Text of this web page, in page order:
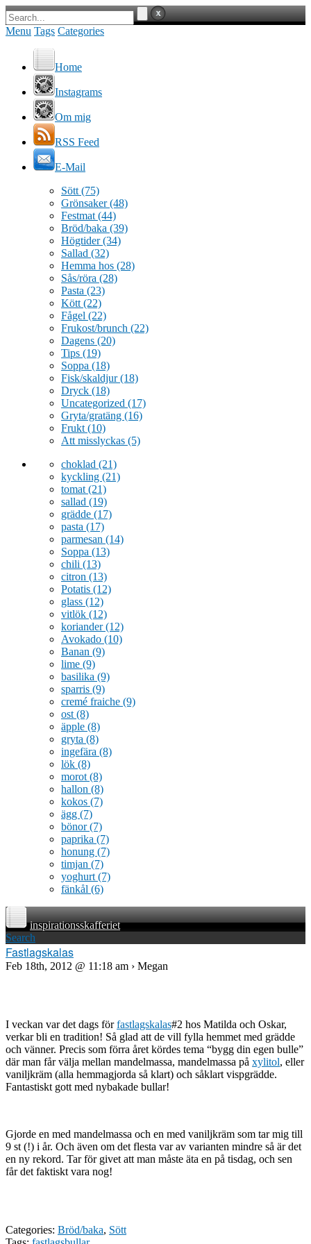
Menu Tags Categories
Home
Instagrams
Om mig
RSS Feed
E-Mail
Sött (75)
Grönsaker(48)
Festmat (44)
Bröd/baka (39)
Högtider(34)
Sallad (32)
Hemma hos (28)
Sås/röra (28)
Pasta (23)
Kött (22)
Fågel (22)
Frukost/brunch (22)
Dagens (20)
Tips (19)
Soppa (18)
Fisk/skaldjur(18)
Dryck (18)
Uncategorized (17)
Gryta/gratäng (16)
Frukt (10)
Att misslyckas (5)
choklad (21)
kyckling (21)
tomat (21)
sallad (19)
grädde (17)
pasta (17)
parmesan (14)
Soppa (13)
chili (13)
citron (13)
Potatis (12)
glass (12)
vitlök (12)
koriander(12)
Avokado (10)
Banan (9)
lime (9)
basilika (9)
sparris (9)
cremé fraiche (9)
ost (8)
äpple (8)
gryta (8)
ingefära (8)
lök (8)
morot (8)
hallon (8)
kokos (7)
ägg (7)
bönor(7)
paprika (7)
honung (7)
timjan (7)
yoghurt (7)
fänkål (6)
inspirationsskafferiet
Search
Fastlagskalas
Feb 18th, 2012 @ 11:18 am › Megan
I veckan var det dags förfastlagskalas#2 hos Matilda och Oskar,
verkar bli en tradition! Så glad att de vill fylla hemmet med grädde
och vänner. Precis som förra året kördes tema “bygg din egen bulle”
där man får välja mellan mandelmassa, mandelmassa på xylitol, eller
vaniljkräm (alla hemmagjorda så klart) och såklart vispgrädde.
Fantastiskt gott med nybakade bullar!
Gjorde en med mandelmassa och en med vaniljkräm som tar mig till
9 st (!) i år. Och även om det flesta var av varianten mindre så är det
en ny rekord. Tar för givet att man måste äta en på tisdag, och sen
får det faktiskt vara nog!
Categories: Bröd/baka, Sött